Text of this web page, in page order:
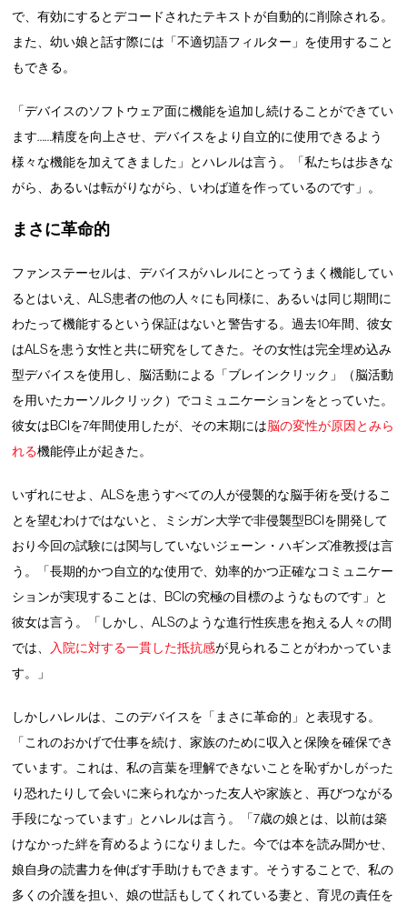
で、有効にするとデコードされたテキストが自動的に削除される。
また、幼い娘と話す際には「不適切語フィルター」を使用すること
もできる。
「デバイスのソフトウェア面に機能を追加し続けることができてい
ます……精度を向上させ、デバイスをより自立的に使用できるよう
様々な機能を加えてきました」とハレルは言う。「私たちは歩きな
がら、あるいは転がりながら、いわば道を作っているのです」。
まさに革命的
ファンステーセルは、デバイスがハレルにとってうまく機能してい
るとはいえ、ALS患者の他の人々にも同様に、あるいは同じ期間に
わたって機能するという保証はないと警告する。過去10年間、彼女
はALSを患う女性と共に研究をしてきた。その女性は完全埋め込み
型デバイスを使用し、脳活動による「ブレインクリック」（脳活動
を用いたカーソルクリック）でコミュニケーションをとっていた。
彼女はBCIを7年間使用したが、その末期には脳の変性が原因とみら
れる機能停止が起きた。
いずれにせよ、ALSを患うすべての人が侵襲的な脳手術を受けるこ
とを望むわけではないと、ミシガン大学で非侵襲型BCIを開発して
おり今回の試験には関与していないジェーン・ハギンズ准教授は言
う。「長期的かつ自立的な使用で、効率的かつ正確なコミュニケー
ションが実現することは、BCIの究極の目標のようなものです」と
彼女は言う。「しかし、ALSのような進行性疾患を抱える人々の間
では、
入院に対する一貫した抵抗感が見られることがわかっていま
す。」
しかしハレルは、このデバイスを「まさに革命的」と表現する。
「これのおかげで仕事を続け、家族のために収入と保険を確保でき
ています。これは、私の言葉を理解できないことを恥ずかしがった
り恐れたりして会いに来られなかった友人や家族と、再びつながる
手段になっています」とハレルは言う。「7歳の娘とは、以前は築
けなかった絆を育めるようになりました。今では本を読み聞かせ、
娘自身の読書力を伸ばす手助けもできます。そうすることで、私の
多くの介護を担い、娘の世話もしてくれている妻と、育児の責任を